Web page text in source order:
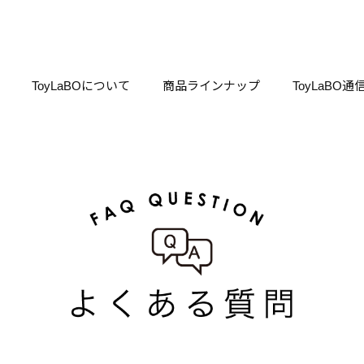
ToyLaBOについて 商品ラインナップ ToyLaBO通